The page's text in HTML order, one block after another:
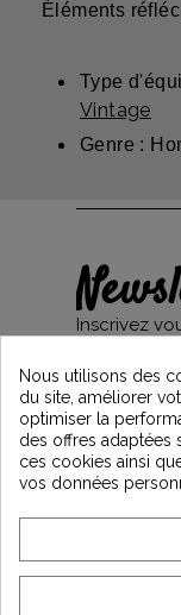
Éléments
Type
Vintage
Genre :
Inscrivez
et restez
Vintage
*Dès 99€ d'achat. En
l'acceptez.
A
Nous utilisons des
du site, améliorer
optimiser la
des offres adaptées
ces cookies ainsi
vos données